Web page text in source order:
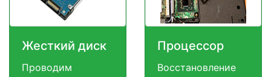
Жесткий диск
Проводим
Процессор
Восстановление